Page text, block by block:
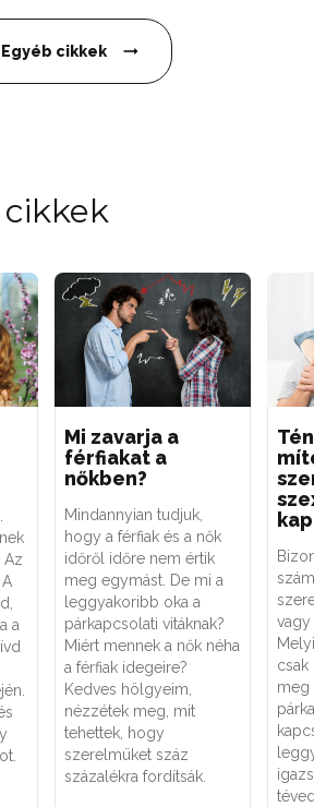
Egyéb cikkek
Az
a
Mi zavarja a
férfiakat a
nőkben?
Mindannyian tudjuk,
hogy a férfiak és a nők
időről időre nem értik
meg egymást. De mi a
leggyakoribb oka a
párkapcsolati vitáknak?
Miért mennek a nők néha
a férfiak idegeire?
Kedves hölgyeim,
nézzétek meg, mit
tehettek, hogy
szerelmüket száz
százalékra fordítsák.
vagy
csak
meg